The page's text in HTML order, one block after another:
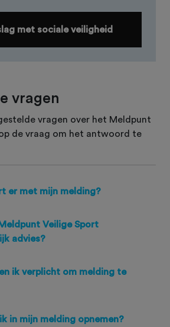
met sociale veiligheid
vragen
vragen over het Meldpunt
de vraag om het antwoord te
er met mijn melding?
Veilige Sport
advies?
ik verplicht om melding te
in mijn melding opnemen?